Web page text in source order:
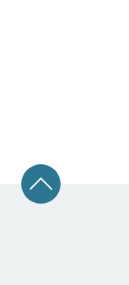
Zum